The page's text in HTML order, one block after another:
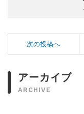
次の投稿へ
アーカイブ
ARCHIVE